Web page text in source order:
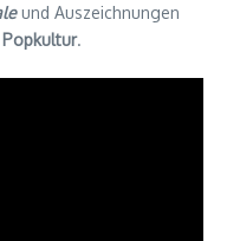
und Auszeichnungen
.